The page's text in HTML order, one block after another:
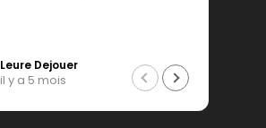
Leure Dejouer
il y a 5 mois